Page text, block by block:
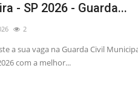
- Guarda...
na Guarda Civil Municipal de Limeira -